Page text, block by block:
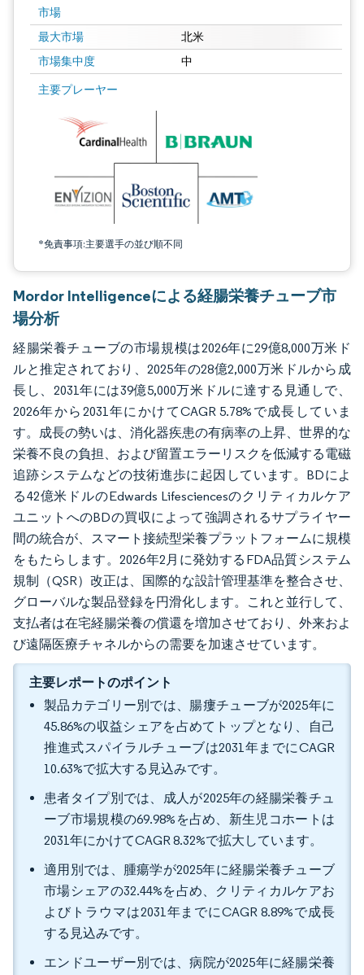
市場
最大市場 北米
市場集中度 中
主要プレーヤー
*免責事項:主要選手の並び順不同
画像 © Mordor Intelligence。再利用にはCC BY 4.0の表示が必要です。
Mordor Intelligenceによる経腸栄養チューブ市
場分析
経腸栄養チューブの市場規模は2026年に29億8,000万米ド
ルと推定されており、2025年の28億2,000万米ドルから成
長し、2031年には39億5,000万米ドルに達する見通しで、
2026年から2031年にかけてCAGR 5.78%で成長していま
す。成長の勢いは、消化器疾患の有病率の上昇、世界的な
栄養不良の負担、および留置エラーリスクを低減する電磁
追跡システムなどの技術進歩に起因しています。BDによ
る42億米ドルのEdwards Lifesciencesのクリティカルケア
ユニットへのBDの買収によって強調されるサプライヤー
間の統合が、スマート接続型栄養プラットフォームに規模
をもたらします。2026年2月に発効するFDA品質システム
規制（QSR）改正は、国際的な設計管理基準を整合させ、
グローバルな製品登録を円滑化します。これと並行して、
支払者は在宅経腸栄養の償還を増加させており、外来およ
び遠隔医療チャネルからの需要を加速させています。
主要レポートのポイント
製品カテゴリー別では、腸瘻チューブが2025年に
45.86%の収益シェアを占めてトップとなり、自己
推進式スパイラルチューブは2031年までにCAGR
10.63%で拡大する見込みです。
患者タイプ別では、成人が2025年の経腸栄養チュ
ーブ市場規模の69.98%を占め、新生児コホートは
2031年にかけてCAGR 8.32%で拡大しています。
適用別では、腫瘍学が2025年に経腸栄養チューブ
市場シェアの32.44%を占め、クリティカルケアお
よびトラウマは2031年までにCAGR 8.89%で成長
する見込みです。
エンドユーザー別では、病院が2025年に経腸栄養